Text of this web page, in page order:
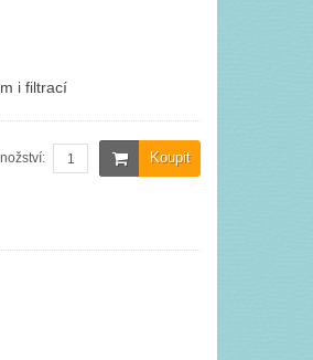
i filtrací
Koupit